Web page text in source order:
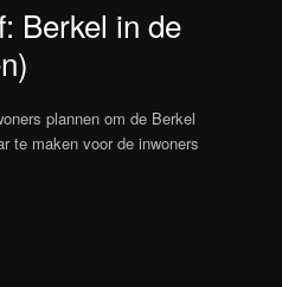
Berkel in de
plannen om de Berkel
te maken voor de inwoners